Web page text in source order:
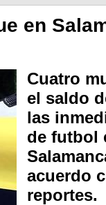
en
Cuatro
el saldo
las
de futbol
acuerdo
reportes.